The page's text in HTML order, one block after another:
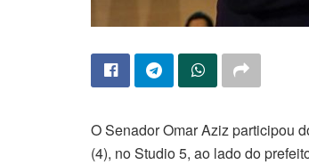
O Senador Omar Aziz participou
(4), no Studio 5, ao lado do